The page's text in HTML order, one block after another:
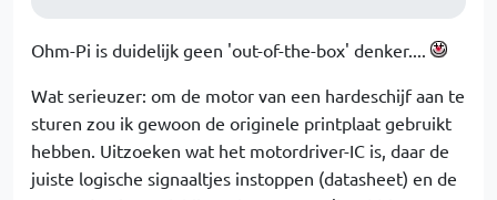
Ohm-Pi is duidelijk geen 'out-of-the-box' denker....
Wat serieuzer: om de motor van een hardeschijf aan te
sturen zou ik gewoon de originele printplaat gebruikt
hebben. Uitzoeken wat het motordriver-IC is, daar de
juiste logische signaaltjes instoppen (datasheet) en de